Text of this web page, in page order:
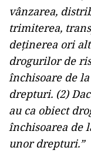
vânzarea,
trimiterea,
deținerea ori
drogurilor de
închisoare de
drepturi. (2)
au ca obiect
închisoarea de
unor drepturi.”